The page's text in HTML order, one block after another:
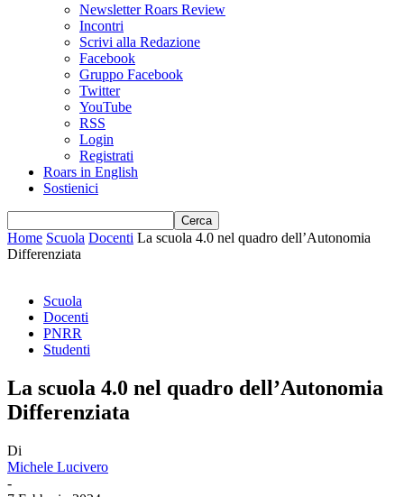
Newsletter Roars Review
Incontri
Scrivi alla Redazione
Facebook
Gruppo Facebook
Twitter
YouTube
RSS
Login
Registrati
Roars in English
Sostienici
Home Scuola Docenti La scuola 4.0 nel quadro dell’Autonomia
Differenziata
Scuola
Docenti
PNRR
Studenti
La scuola 4.0 nel quadro dell’Autonomia
Differenziata
Di
Michele Lucivero
-